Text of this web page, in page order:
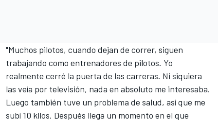
"Muchos pilotos, cuando dejan de correr, siguen
trabajando como entrenadores de pilotos. Yo
realmente cerré la puerta de las carreras. Ni siquiera
las veía por televisión, nada en absoluto me interesaba.
Luego también tuve un problema de salud, así que me
subí 10 kilos. Después llega un momento en el que